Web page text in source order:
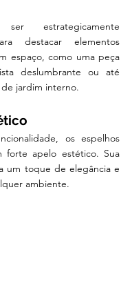
estrategicamente
destacar elementos
espaço, como uma peça
deslumbrante ou até
jardim interno.
os espelhos
forte apelo estético. Sua
um toque de elegância e
ambiente.